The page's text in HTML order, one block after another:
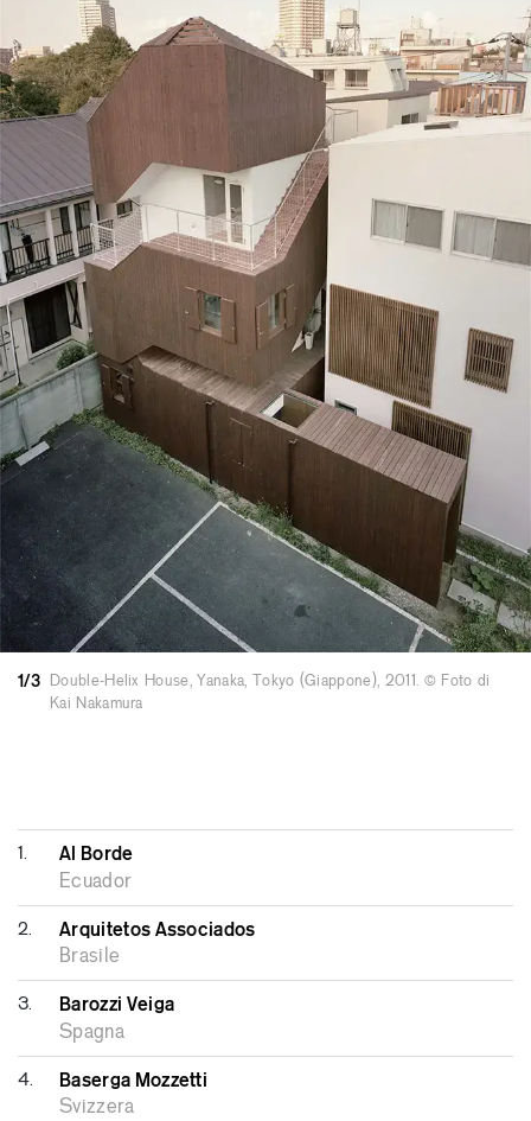
casa Double-Helix a Tokyo e l’allestimento della
mostra Seeing itself di Takashi Homma a Tokyo
(2011), la Home-for-All per bambini a Higashi-
Matsushima e la stazione di servizio Satoumi a
Miyagi (2013). Numerosi i premi ricevuti: Shelter
Students’ Competition Grand Prix (2005 e
2006), Highest Award for the Graduation
Design attribuito dalla Kyoto University, Island
City Folly Workshop Grand Prix e JT Smokers’
Style Competition (2006), Kashima Award
(2007), SUS Aluminium Award for under 30
architects Grand Prix (2010), Best Debutant of
the Year (2011), Shinkenchiku Award e Asakura
Award (2012).
1/3
Double-Helix House, Yanaka, Tokyo (Giappone), 2011. © Foto di
Kai Nakamura
1. Al Borde
Ecuador
2. Arquitetos Associados
Brasile
3. Barozzi Veiga
Spagna
4. Baserga Mozzetti
Svizzera